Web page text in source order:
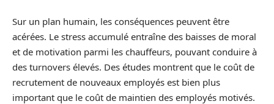
Sur un plan humain, les conséquences peuvent être
acérées. Le stress accumulé entraîne des baisses de moral
et de motivation parmi les chauffeurs, pouvant conduire à
des turnovers élevés. Des études montrent que le coût de
recrutement de nouveaux employés est bien plus
important que le coût de maintien des employés motivés.